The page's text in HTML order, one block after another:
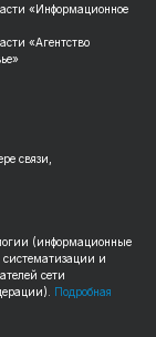
«Информационное
«Агентство
связи,
(информационные
систематизации и
сети
Подробная